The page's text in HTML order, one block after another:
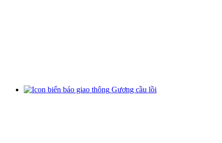
Gương cầu lồi